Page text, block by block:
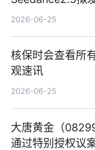
创作工作流进一步
2026-06-25
核保时会查看所
观速讯
2026-06-25
大唐黄金（
通过特别授权议